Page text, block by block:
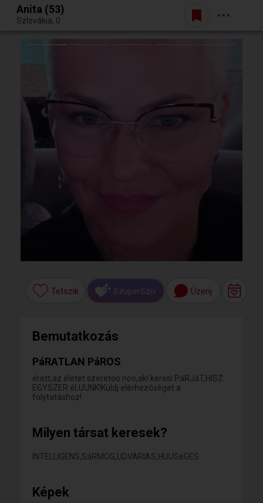
Egy jó randiból bármi lehet.
Belépés
Anita (53)
Szlovákia, 0
Tetszik SzuperSzív Üzenj
Bemutatkozás
PáRATLAN PáROS
érett,az életet szeretoo noo,aki keresi PáRJáT,HISZ
EGYSZER éLUUNK!Küldj elèrhezősèget a
folytatáshoz!
Milyen társat keresek?
INTELLIGENS,SáRMOS,UDVARIAS,HUUSéGES
Képek